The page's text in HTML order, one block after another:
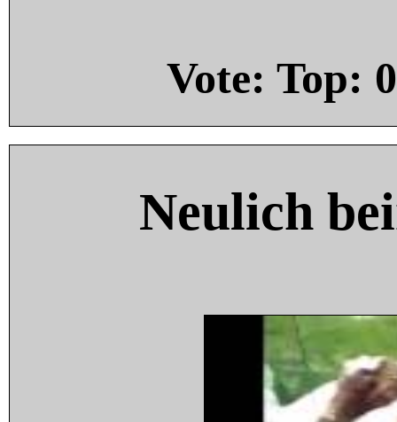
Vote: Top: 0
Neulich